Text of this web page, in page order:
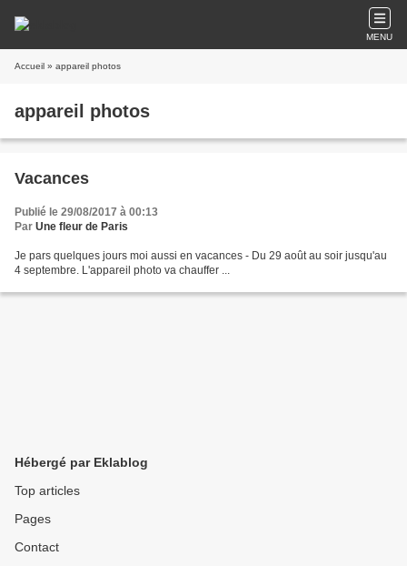
MENU
Accueil » appareil photos
appareil photos
Vacances
Publié le 29/08/2017 à 00:13
Par Une fleur de Paris
Je pars quelques jours moi aussi en vacances - Du 29 août au soir jusqu'au
4 septembre. L'appareil photo va chauffer ...
Hébergé par Eklablog
Top articles
Pages
Contact